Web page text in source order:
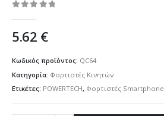
5.62 €
Κωδικός προϊόντος: QC64
Κατηγορία: Φορτιστές Κινητών
Ετικέτες: POWERTECH, Φορτιστές Smartphone